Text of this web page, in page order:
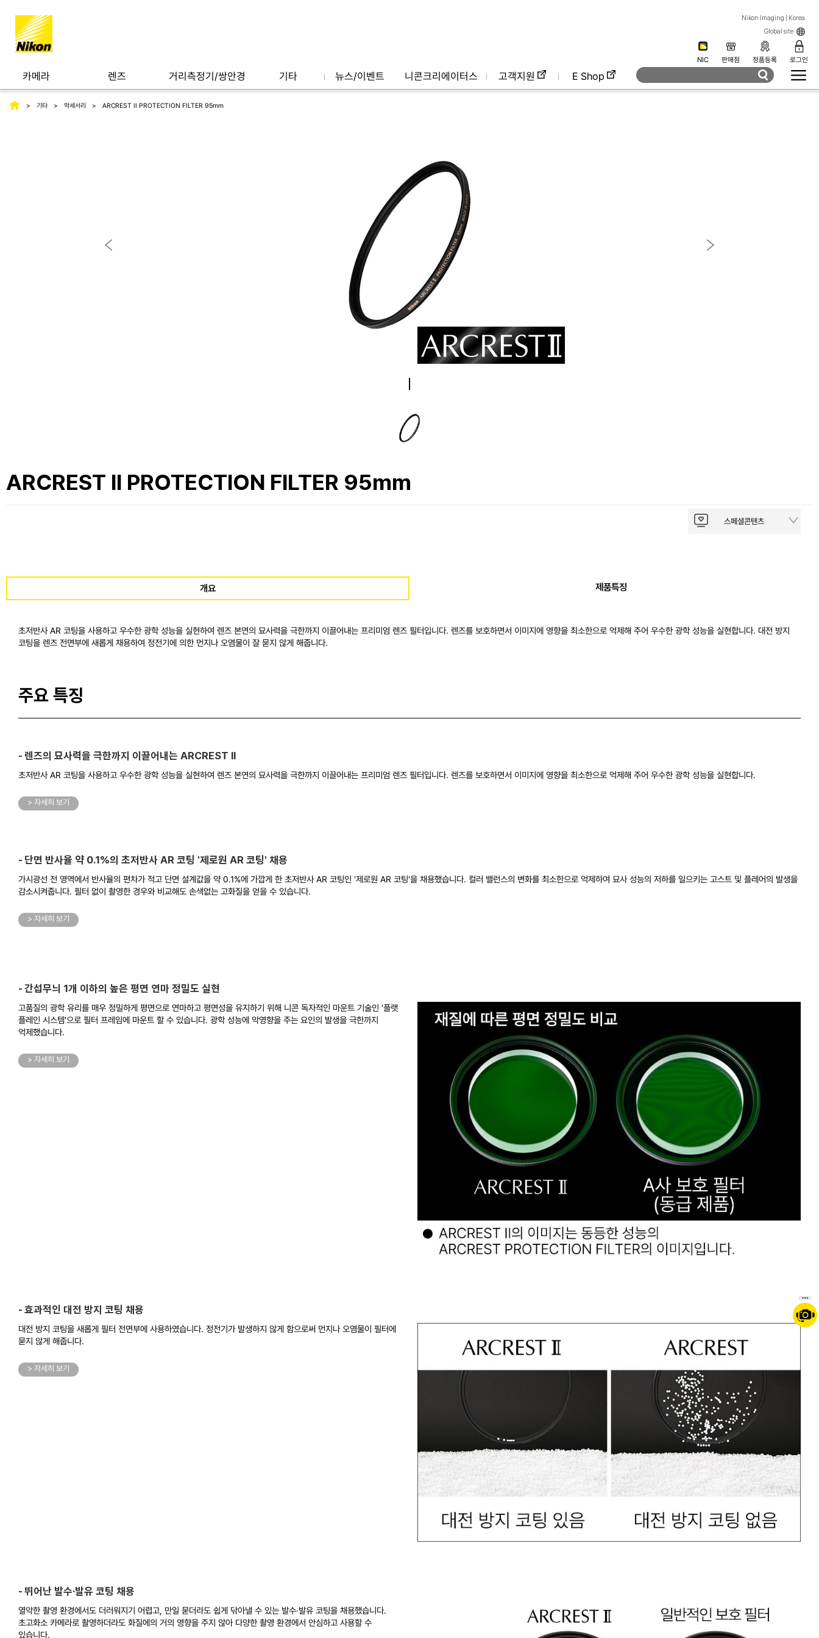
Nikon Imaging | Korea
Global site
NIC 판매점 정품등록 로그인
카메라 렌즈 거리측정기/쌍안경 기타 뉴스/이벤트 니콘크리에이터스 고객지원 E Shop
기타 악세서리 ARCREST II PROTECTION FILTER 95mm
ARCREST II PROTECTION FILTER 95mm
스페셜콘텐츠
개요 제품특징
초저반사 AR 코팅을 사용하고 우수한 광학 성능을 실현하여 렌즈 본연의 묘사력을 극한까지 이끌어내는 프리미엄 렌즈 필터입니다. 렌즈를 보호하면서 이미지에 영향을 최소한으로 억제해 주어 우수한 광학 성능을 실현합니다. 대전 방지
코팅을 렌즈 전면부에 새롭게 채용하여 정전기에 의한 먼지나 오염물이 잘 묻지 않게 해줍니다.
주요 특징
렌즈의 묘사력을 극한까지 이끌어내는 ARCREST II
초저반사 AR 코팅을 사용하고 우수한 광학 성능을 실현하여 렌즈 본연의 묘사력을 극한까지 이끌어내는 프리미엄 렌즈 필터입니다. 렌즈를 보호하면서 이미지에 영향을 최소한으로 억제해 주어 우수한 광학 성능을 실현합니다.
> 자세히 보기
단면 반사율 약 0.1%의 초저반사 AR 코팅 '제로원 AR 코팅' 채용
가시광선 전 영역에서 반사율의 편차가 적고 단면 설계값을 약 0.1%에 가깝게 한 초저반사 AR 코팅인 '제로원 AR 코팅'을 채용했습니다. 컬러 밸런스의 변화를 최소한으로 억제하여 묘사 성능의 저하를 일으키는 고스트 및 플레어의 발생을
감소시켜줍니다. 필터 없이 촬영한 경우와 비교해도 손색없는 고화질을 얻을 수 있습니다.
> 자세히 보기
간섭무늬 1개 이하의 높은 평면 연마 정밀도 실현
고품질의 광학 유리를 매우 정밀하게 평면으로 연마하고 평면성을 유지하기 위해 니콘 독자적인 마운트 기술인 '플랫
플레인 시스템'으로 필터 프레임에 마운트 할 수 있습니다. 광학 성능에 악영향을 주는 요인의 발생을 극한까지
억제했습니다.
> 자세히 보기
효과적인 대전 방지 코팅 채용
대전 방지 코팅을 새롭게 필터 전면부에 사용하였습니다. 정전기가 발생하지 않게 함으로써 먼지나 오염물이 필터에
묻지 않게 해줍니다.
> 자세히 보기
뛰어난 발수·발유 코팅 채용
열악한 촬영 환경에서도 더러워지기 어렵고, 만일 묻더라도 쉽게 닦아낼 수 있는 발수·발유 코팅을 채용했습니다.
초고화소 카메라로 촬영하더라도 화질에의 거의 영향을 주지 않아 다양한 촬영 환경에서 안심하고 사용할 수
있습니다.